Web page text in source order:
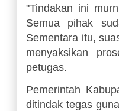
"Tindakan ini
Semua pihak
Sementara itu,
menyaksikan
petugas.
Pemerintah
ditindak tegas